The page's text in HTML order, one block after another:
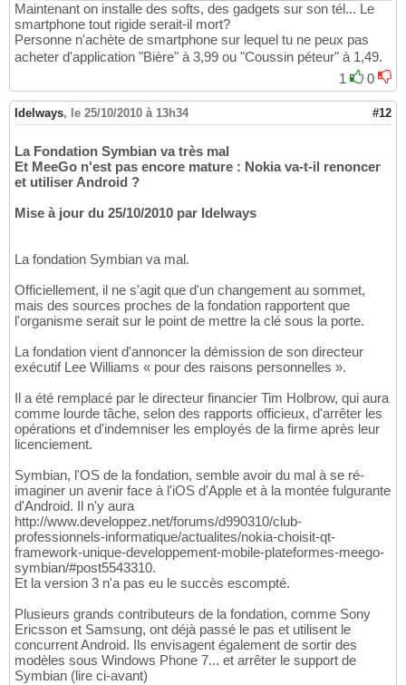
Maintenant on installe des softs, des gadgets sur son tél... Le
smartphone tout rigide serait-il mort?
Personne n'achète de smartphone sur lequel tu ne peux pas
acheter d'application "Bière" à 3,99 ou "Coussin péteur" à 1,49.
1
0
Idelways, le 25/10/2010 à 13h34 #12
La Fondation Symbian va très mal
Et MeeGo n'est pas encore mature : Nokia va-t-il renoncer
et utiliser Android ?
Mise à jour du 25/10/2010 par Idelways
La fondation Symbian va mal.
Officiellement, il ne s'agit que d'un changement au sommet,
mais des sources proches de la fondation rapportent que
l'organisme serait sur le point de mettre la clé sous la porte.
La fondation vient d'annoncer la démission de son directeur
exécutif Lee Williams « pour des raisons personnelles ».
Il a été remplacé par le directeur financier Tim Holbrow, qui aura
comme lourde tâche, selon des rapports officieux, d'arrêter les
opérations et d'indemniser les employés de la firme après leur
licenciement.
Symbian, l'OS de la fondation, semble avoir du mal à se ré-
imaginer un avenir face à l'iOS d'Apple et à la montée fulgurante
d'Android. Il n'y aura
http://www.developpez.net/forums/d990310/club-
professionnels-informatique/actualites/nokia-choisit-qt-
framework-unique-developpement-mobile-plateformes-meego-
symbian/#post5543310.
Et la version 3 n'a pas eu le succès escompté.
Plusieurs grands contributeurs de la fondation, comme Sony
Ericsson et Samsung, ont déjà passé le pas et utilisent le
concurrent Android. Ils envisagent également de sortir des
modèles sous Windows Phone 7... et arrêter le support de
Symbian (lire ci-avant)